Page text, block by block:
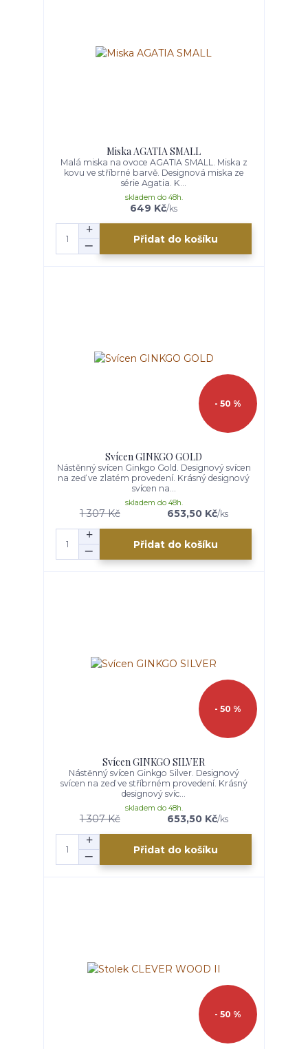
Miska AGATIA SMALL
Malá miska na ovoce AGATIA SMALL. Miska z
kovu ve stříbrné barvě. Designová miska ze
série Agatia. K...
649 Kč/ks
skladem do 48h.
Přidat do košíku
- 50 %
Svícen GINKGO GOLD
Nástěnný svícen Ginkgo Gold. Designový svícen
na zeď ve zlatém provedení. Krásný designový
svícen na...
1 307 Kč 653,50 Kč/ks
skladem do 48h.
Přidat do košíku
- 50 %
Svícen GINKGO SILVER
Nástěnný svícen Ginkgo Silver. Designový
svícen na zeď ve stříbrném provedení. Krásný
designový svíc...
1 307 Kč 653,50 Kč/ks
skladem do 48h.
Přidat do košíku
- 50 %